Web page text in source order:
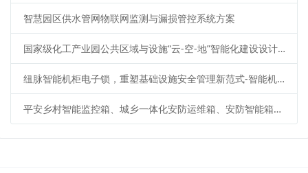
智慧园区供水管网物联网监测与漏损管控系统方案
国家级化工产业园公共区域与设施“云-空-地”智能化建设设计方案
纽脉智能机柜电子锁，重塑基础设施安全管理新范式-智能机柜锁、蓝牙电子锁、iC卡电子锁、机柜物联锁、485远程电子锁、物联智能锁
平安乡村智能监控箱、城乡一体化安防运维箱、安防智能箱应用广泛应用